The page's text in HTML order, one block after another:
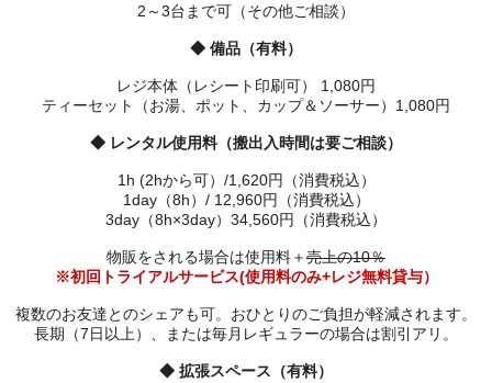
2～3台まで可（その他ご相談）
◆ 備品（有料）
レジ本体（レシート印刷可） 1,080円
ティーセット（お湯、ポット、カップ＆ソーサー）1,080円
◆ レンタル使用料（搬出入時間は要ご相談）
1h (2hから可）/1,620円（消費税込）
1day（8h）/ 12,960円（消費税込）
3day（8h×3day）34,560円（消費税込）
物販をされる場合は使用料＋売上の10％
※初回トライアルサービス(使用料のみ+レジ無料貸与）
複数のお友達とのシェアも可。おひとりのご負担が軽減されます。
長期（7日以上）、または毎月レギュラーの場合は割引アリ。
◆ 拡張スペース（有料）